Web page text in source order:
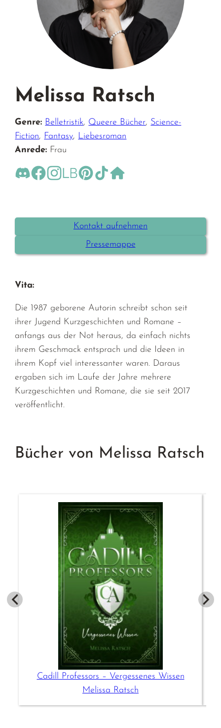
Melissa Ratsch
Genre: Belletristik, Queere Bücher, Science-
Fiction, Fantasy, Liebesroman
Anrede: Frau
https://discord.com/invite/GRxDJpejcf
https://www.facebook.com/Melissa-Ratsch-
https://www.instagram.com/melissa.ratsch/
https://www.lovelybooks.de/autor/
https://www.pinterest.de/
https://vm.tiktok.com/
Kontakt aufnehmen
Pressemappe
Vita:
Die 1987 geborene Autorin schreibt schon seit
ihrer Jugend Kurzgeschichten und Romane –
anfangs aus der Not heraus, da einfach nichts
ihrem Geschmack entsprach und die Ideen in
ihrem Kopf viel interessanter waren. Daraus
ergaben sich im Laufe der Jahre mehrere
Kurzgeschichten und Romane, die sie seit 2017
veröffentlicht.
Bücher von Melissa Ratsch
Cadill Professors – Vergessenes Wissen
Melissa Ratsch